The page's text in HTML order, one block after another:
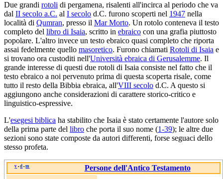
Due grandi rotoli di pergamena, risalenti all'incirca al periodo che va
dal II secolo a.C. al I secolo d.C. furono scoperti nel 1947 nella
località di Qumran, presso il Mar Morto. Un rotolo conteneva il testo
completo del libro di Isaia, scritto in ebraico con una grafia piuttosto
popolare. L'altro invece un testo ebraico quasi completo che riporta
assai fedelmente quello masoretico. Furono chiamati Rotoli di Isaia e
si trovano ora custoditi nell'Università ebraica di Gerusalemme. Il
grande interesse di questi due rotoli di Isaia consiste nel fatto che il
testo ebraico a noi pervenuto prima di questa scoperta risale, come
tutto il resto della Bibbia ebraica, all'VIII secolo d.C. A questo si
aggiungono anche considerazioni di carattere storico-critico e
linguistico-espressive.
L'esegesi biblica ha stabilito che Isaia è stato certamente l'autore solo
della prima parte del libro che porta il suo nome (1-39); le altre due
sezioni sono state composte da autori differenti, forse seguaci dello
stesso profeta.
v • d • m Persone dell'Antico Testamento